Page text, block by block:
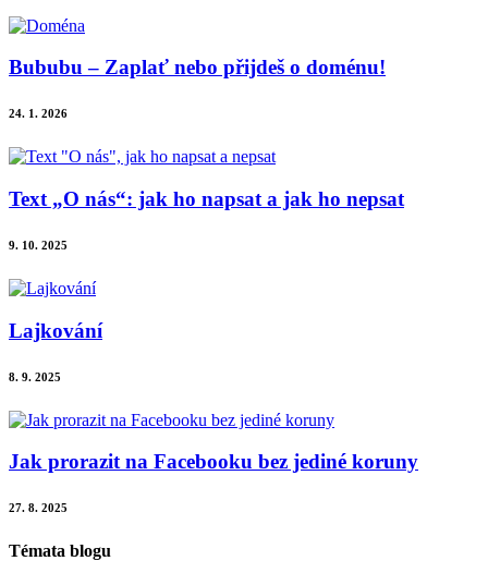
Bububu – Zaplať nebo přijdeš o doménu!
24. 1. 2026
Text „O nás“: jak ho napsat a jak ho nepsat
9. 10. 2025
Lajkování
8. 9. 2025
Jak prorazit na Facebooku bez jediné koruny
27. 8. 2025
Témata blogu